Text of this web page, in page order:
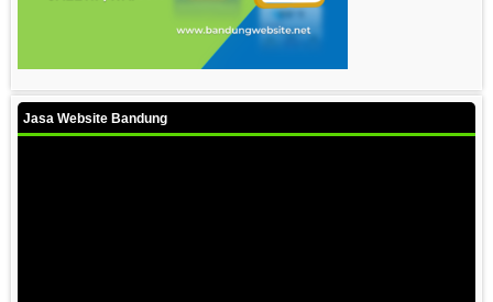
Jasa Website Bandung